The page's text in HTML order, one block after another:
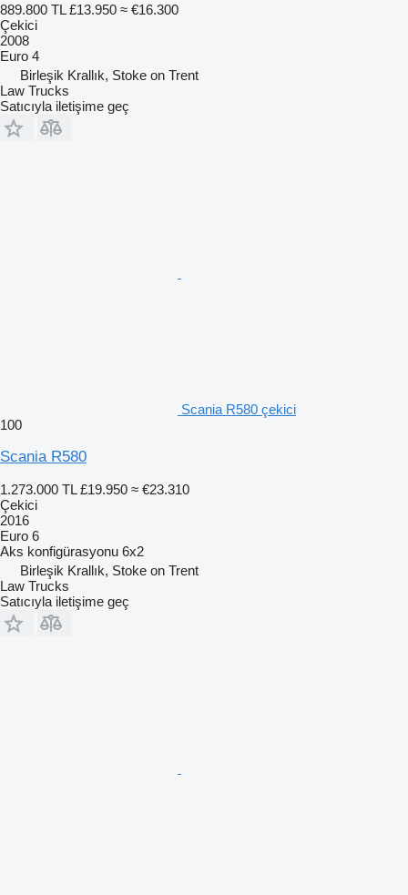
889.800 TL £13.950 ≈ €16.300
Çekici
2008
Euro 4
Birleşik Krallık, Stoke on Trent
Law Trucks
Satıcıyla iletişime geç
Scania R580 çekici
100
Scania R580
1.273.000 TL £19.950 ≈ €23.310
Çekici
2016
Euro 6
Aks konfigürasyonu 6x2
Birleşik Krallık, Stoke on Trent
Law Trucks
Satıcıyla iletişime geç